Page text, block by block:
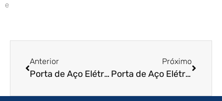
e
Anterior
Porta de Aço Elétrica em Avaré – SP
Próximo
Porta de Aço Elétrica em Barra Bonita – SP